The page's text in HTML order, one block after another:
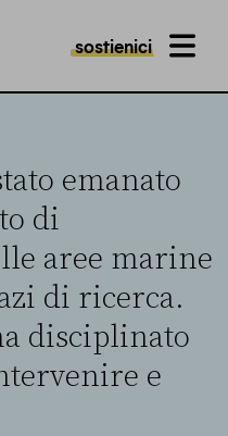
sostienici MENU
emanato
di
aree marine
di ricerca.
disciplinato
e